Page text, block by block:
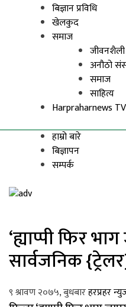
बिज्ञान प्रविधि
खेलकुद
समाज
जीवनशैली
अनौठो
समाज
साहित्य
Harpraharnews TV
हाम्रो बारे
बिज्ञापन
सम्पर्क
‘ह्याप्पी फिर
सार्वजनिक
९ श्रावण २०७५, बुधबारहरप्रहर